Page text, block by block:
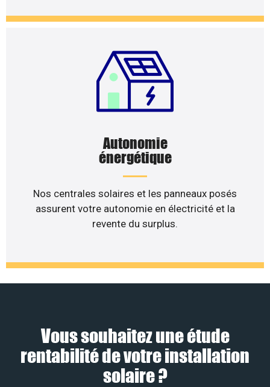
Autonomie
énergétique
Nos centrales solaires et les panneaux posés
assurent votre autonomie en électricité et la
revente du surplus.
Vous souhaitez une étude
rentabilité de votre installation
solaire ?